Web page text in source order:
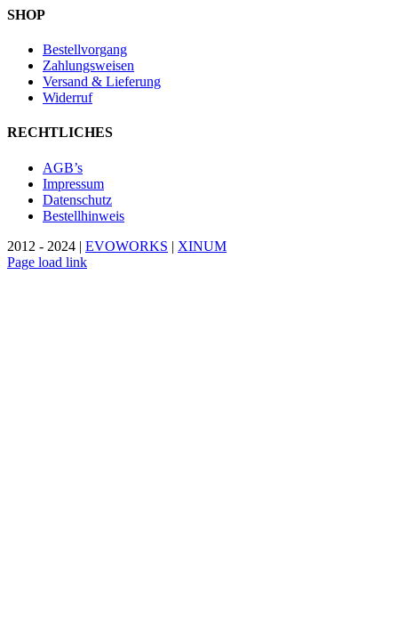
SHOP
Bestellvorgang
Zahlungsweisen
Versand & Lieferung
Widerruf
RECHTLICHES
AGB’s
Impressum
Datenschutz
Bestellhinweis
2012 - 2024 | EVOWORKS | XINUM
Page load link